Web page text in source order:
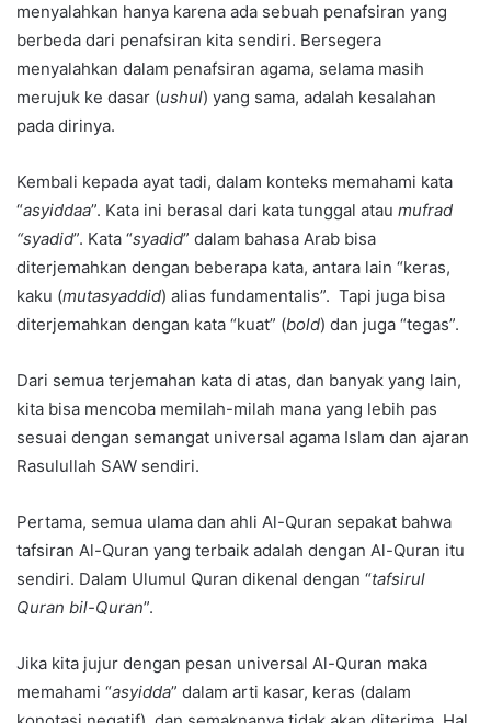
menyalahkan hanya karena ada sebuah penafsiran yang
berbeda dari penafsiran kita sendiri. Bersegera
menyalahkan dalam penafsiran agama, selama masih
merujuk ke dasar (ushul) yang sama, adalah kesalahan
pada dirinya.
Kembali kepada ayat tadi, dalam konteks memahami kata
“asyiddaa”. Kata ini berasal dari kata tunggal atau mufrad
“syadid”. Kata “syadid” dalam bahasa Arab bisa
diterjemahkan dengan beberapa kata, antara lain “keras,
kaku (mutasyaddid) alias fundamentalis”. Tapi juga bisa
diterjemahkan dengan kata “kuat” (bold) dan juga “tegas”.
Dari semua terjemahan kata di atas, dan banyak yang lain,
kita bisa mencoba memilah-milah mana yang lebih pas
sesuai dengan semangat universal agama Islam dan ajaran
Rasulullah SAW sendiri.
Pertama, semua ulama dan ahli Al-Quran sepakat bahwa
tafsiran Al-Quran yang terbaik adalah dengan Al-Quran itu
sendiri. Dalam Ulumul Quran dikenal dengan “tafsirul
Quran bil-Quran”.
Jika kita jujur dengan pesan universal Al-Quran maka
memahami “asyidda” dalam arti kasar, keras (dalam